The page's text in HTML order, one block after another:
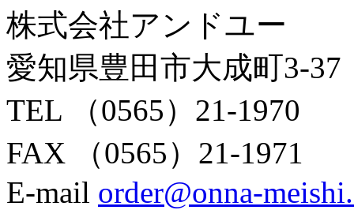
株式会社アンドユー
愛知県豊田市大成町3-37
TEL （0565）21-1970
FAX （0565）21-1971
E-mail order@onna-